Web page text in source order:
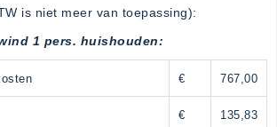
is niet meer van toepassing):
1 pers. huishouden:
€ 767,00
€ 135,83